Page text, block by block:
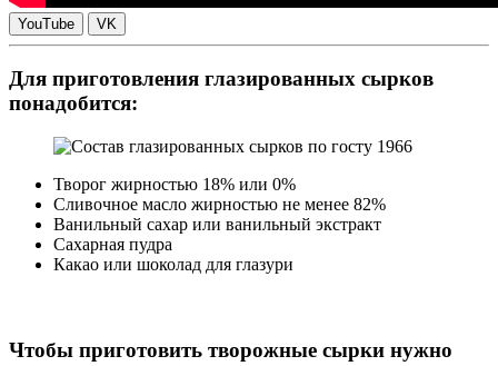
YouTube VK
Для приготовления глазированных сырков
понадобится:
Творог жирностью 18% или 0%
Сливочное масло жирностью не менее 82%
Ванильный сахар или ванильный экстракт
Сахарная пудра
Какао или шоколад для глазури
Чтобы приготовить творожные сырки нужно